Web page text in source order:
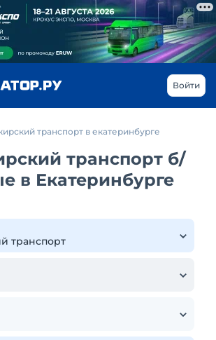
Войти
транспорт в екатеринбурге
транспорт б/
в Екатеринбурге